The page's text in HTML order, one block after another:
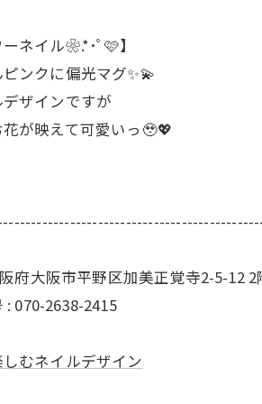
ーネイル❀.*･ﾟ🩷】
ンクに偏光マグ✨💫
ザインですが
が映えて可愛いっ🥹💖
府大阪市平野区加美正覚寺2-5-12 2
: 070-2638-2415
むネイルデザイン